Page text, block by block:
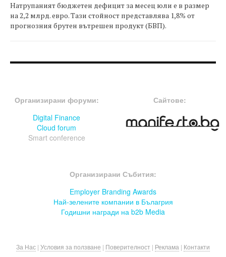
Натрупаният бюджетен дефицит за месец юли е в размер
на 2,2 млрд. евро. Тази стойност представлява 1,8% от
прогнозния брутен вътрешен продукт (БВП).
Организирани форуми:
Digital Finance
Cloud forum
Smart conference
Сайтове:
Организирани Събития:
Employer Branding Awards
Най-зелените компании в Бълагрия
Годишни награди на b2b Media
За Нас | Условия за ползване | Поверителност | Реклама | Контакти